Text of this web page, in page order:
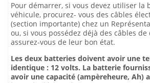
Pour démarrer, si vous devez utiliser la
véhicule, procurez- vous des câbles
(section importante) chez un
ou, si vous possédez déjà des câbles de
assurez-vous de leur bon état.
Les deux batteries doivent avoir une
identique : 12 volts. La batterie
avoir une capacité (ampèreheure, Ah)